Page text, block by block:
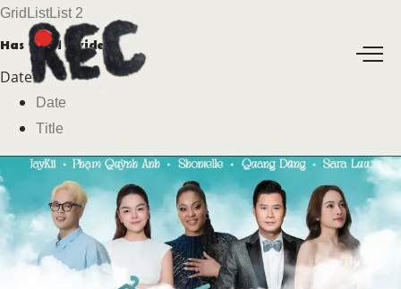
Grid ListList 2
Has total2 videos
Date
Date
Title